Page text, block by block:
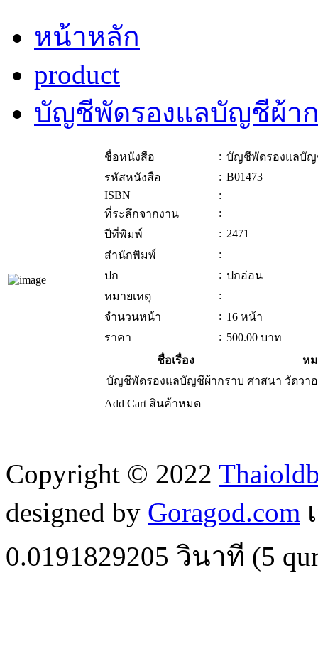
หน้าหลัก
product
บัญชีพัดรองแลบัญชีผ้า
ชื่อหนังสือ : บัญชีพัดรองแลบัญ
รหัสหนังสือ
: B01473
ISBN
:
ที่ระลึกจากงาน
:
ปีที่พิมพ์
: 2471
สำนักพิมพ์
:
ปก
: ปกอ่อน
หมายเหตุ
:
จำนวนหน้า
: 16 หน้า
ราคา
: 500.00 บาท
ชื่อเรื่อง
ห
บัญชีพัดรองแลบัญชีผ้ากราบ ศาสนา วัดวา
Add Cart สินค้าหมด
Copyright © 2022
designed by Goragod.com
0.0191829205 วินาที (5